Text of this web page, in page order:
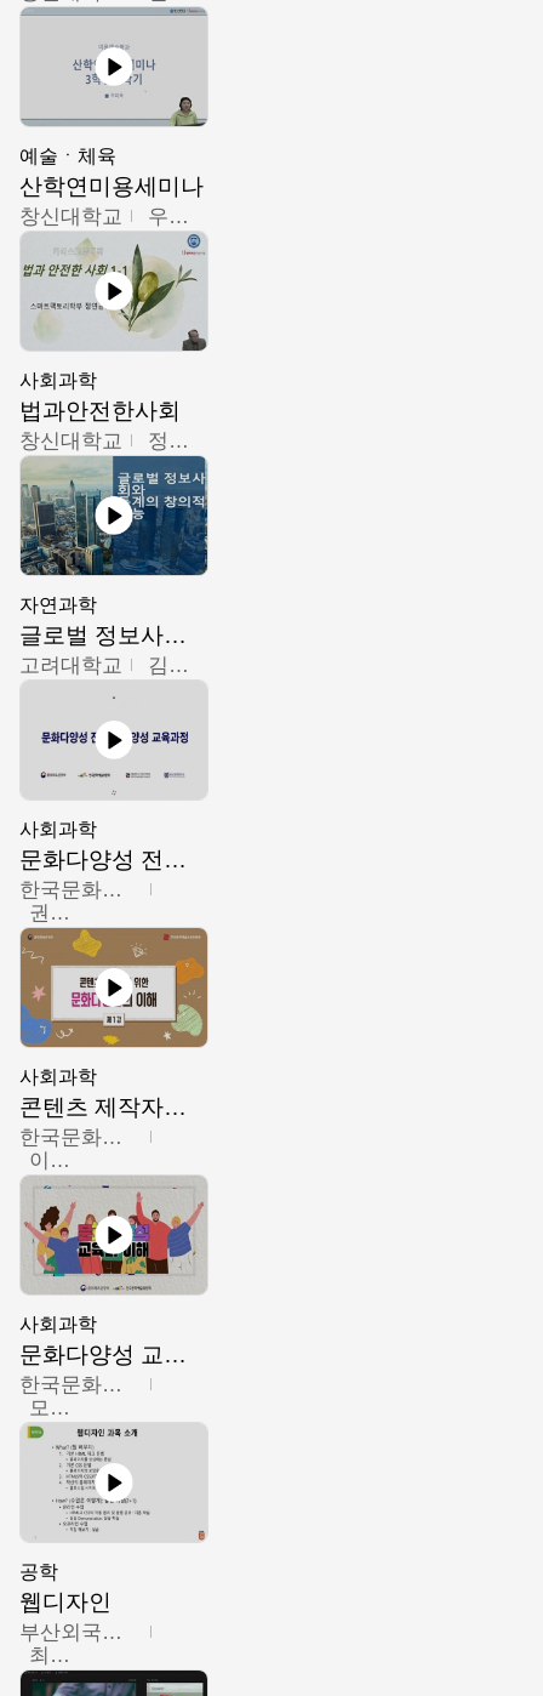
예술ㆍ체육
산학연미용세미나
창신대학교 우미옥,오윤경,박선이
사회과학
법과안전한사회
창신대학교 정연균
자연과학
글로벌 정보사회와 통계의 창의적 기능
고려대학교 김희영
사회과학
문화다양성 전문인력 양성 기본과정 - 문화다양성의 이해
한국문화예술교육진흥원
권숙인 외 8명
사회과학
콘텐츠 제작자를 위한 문화다양성의 이해
한국문화예술교육진흥원
이성민
사회과학
문화다양성 교육의 이해
한국문화예술교육진흥원
모경환,성상환,정문성
공학
웹디자인
부산외국어대학교
최진오